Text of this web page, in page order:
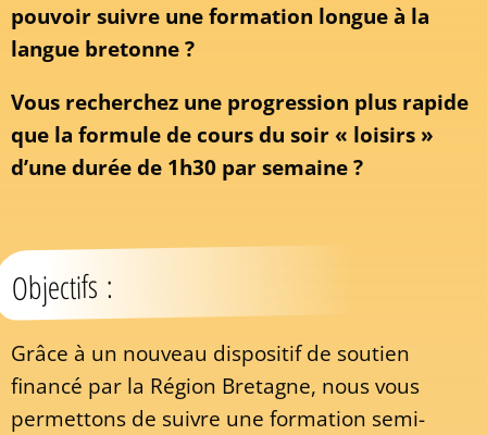
pouvoir suivre une formation longue à la
langue bretonne ?
Vous recherchez une progression plus rapide
que la formule de cours du soir « loisirs »
d’une durée de 1h30 par semaine ?
Objectifs :
Grâce à un nouveau dispositif de soutien
financé par la Région Bretagne, nous vous
permettons de suivre une formation semi-